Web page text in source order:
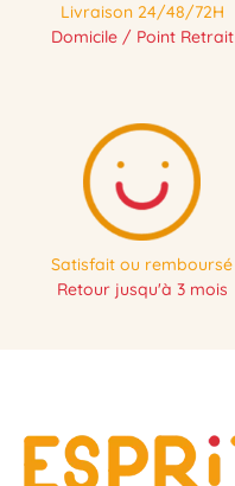
Livraison 24/48/72H
Domicile / Point Retrait
Satisfait ou remboursé
Retour jusqu'à 3 mois